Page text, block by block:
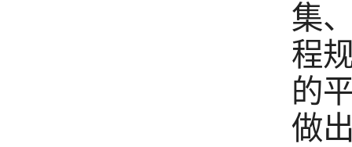
集
程
的
做